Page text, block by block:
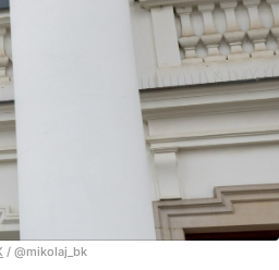
/ @mikolaj_bk